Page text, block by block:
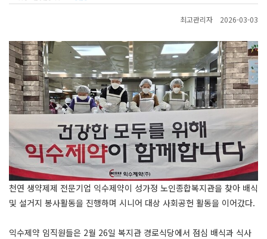
최고관리자 2026-03-03
천연 생약제제 전문기업 익수제약이 성가정 노인종합복지관을 찾아 배식
및 설거지 봉사활동을 진행하며 시니어 대상 사회공헌 활동을 이어갔다.
익수제약 임직원들은 2월 26일 복지관 경로식당에서 점심 배식과 식사